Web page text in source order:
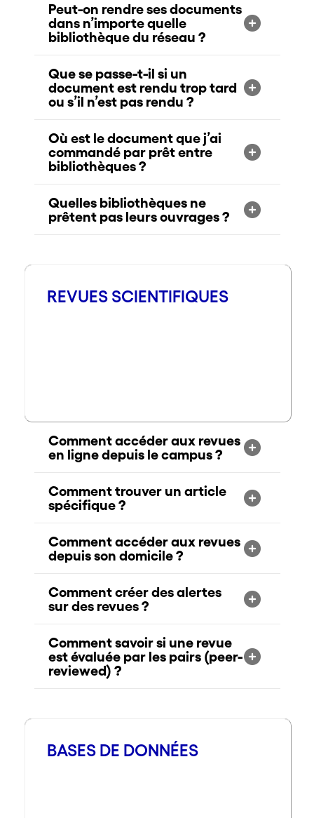
Peut-on rendre ses documents
dans n’importe quelle
bibliothèque du réseau ?
Que se passe-t-il si un
document est rendu trop tard
ou s’il n’est pas rendu ?
Où est le document que j’ai
commandé par prêt entre
bibliothèques ?
Quelles bibliothèques ne
prêtent pas leurs ouvrages ?
REVUES SCIENTIFIQUES
Comment accéder aux revues
en ligne depuis le campus ?
Comment trouver un article
spécifique ?
Comment accéder aux revues
depuis son domicile ?
Comment créer des alertes
sur des revues ?
Comment savoir si une revue
est évaluée par les pairs (peer-
reviewed) ?
BASES DE DONNÉES